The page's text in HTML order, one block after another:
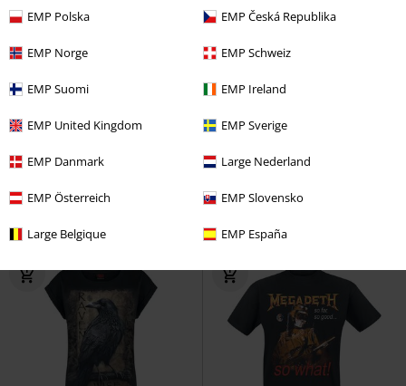
EMP Polska EMP Česká Republika
EMP Norge EMP Schweiz
EMP Suomi EMP Ireland
EMP United Kingdom EMP Sverige
EMP Danmark Large Nederland
EMP Österreich EMP Slovensko
Large Belgique EMP España
Exclusief Grote maten
€ 19,99
Death Metal Unicorn
Metal Unicorn
T-shirt
€ 43,99
Grand Bend